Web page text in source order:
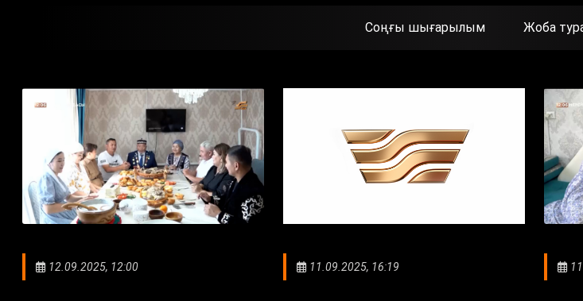
Соңғы шығарылым Жоба
12.09.2025, 12:00 11.09.2025, 16:19